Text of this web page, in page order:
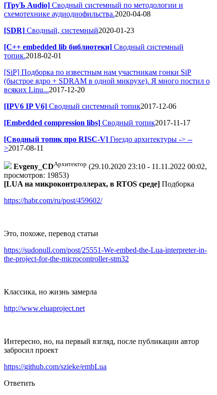
[ТруЪ Audio] Сводный системный по методологии и
схемотехнике аудиодиофильства.2020-04-08
[SDR] Сводный, системный2020-01-23
[C++ embedded lib библиотеки] Сводный системный
топик.2018-02-01
[SiP] Подборка по известным нам участникам гонки SiP
(быстрое ядро + SDRAM в одной микрухе). Я много постил о
всяких Linu...2017-12-20
[IPV6 IP V6] Сводный системный топик2017-12-06
[Embedded compression libs] Сводный топик2017-11-17
[Сводный топик про RISC-V] Гнездо архитектуры -> --
>2017-08-11
Evgeny_CDАрхитектор (29.10.2020 23:10 - 11.11.2022 00:02,
просмотров: 19853)
[LUA на микроконтроллерах, в RTOS среде] Подборка
https://habr.com/ru/post/459602/
Это, похоже, перевод статьи
https://sudonull.com/post/25551-We-embed-the-Lua-interpreter-in-
the-project-for-the-microcontroller-stm32
Классика, но жизнь замерла
http://www.eluaproject.net
Интересно, но, на первый взгляд, после публикации автор
забросил проект
https://github.com/szieke/embLua
Ответить